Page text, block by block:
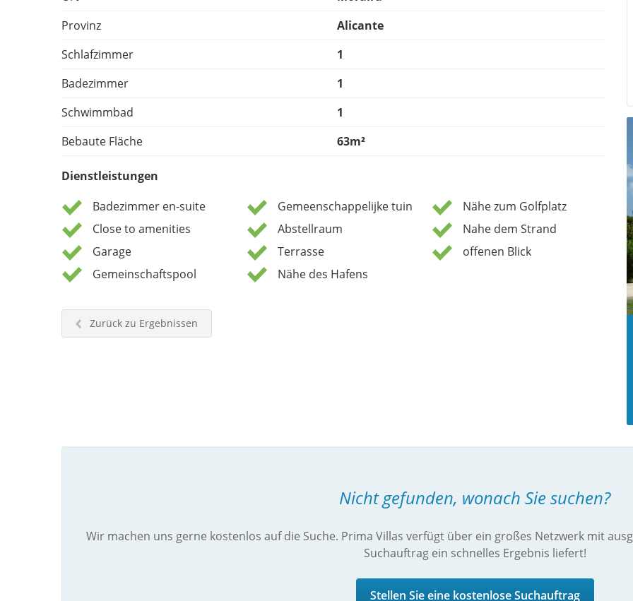
Provinz
Alicante
Schlafzimmer
1
Badezimmer
1
Schwimmbad
1
Bebaute Fläche
63m²
Dienstleistungen
Badezimmer en-suite
Close to amenities
Garage
Gemeinschaftspool
Gemeenschappelijke tuin
Abstellraum
Terrasse
Nähe des Hafens
Nähe zum Golfplatz
Nahe dem Strand
offenen Blick
Zurück zu Ergebnissen
Nicht gefunden, wonach Sie suchen?
Wir machen uns gerne kostenlos auf die Suche. Prima Villas verfügt über ein großes Netzwerk mit
Suchauftrag ein schnelles Ergebnis liefert!
Stellen Sie eine kostenlose Suchauftrag